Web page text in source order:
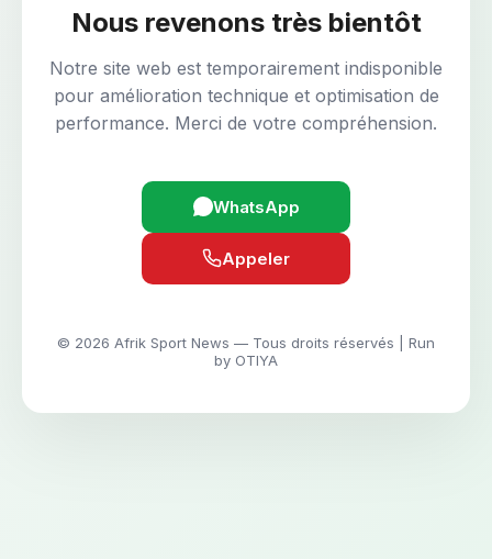
Nous revenons très bientôt
Notre site web est temporairement indisponible
pour amélioration technique et optimisation de
performance. Merci de votre compréhension.
WhatsApp
Appeler
© 2026 Afrik Sport News — Tous droits réservés | Run
by OTIYA